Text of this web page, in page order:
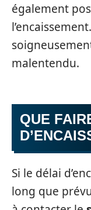
également
malentendu.
QUE
Si le délai
long que